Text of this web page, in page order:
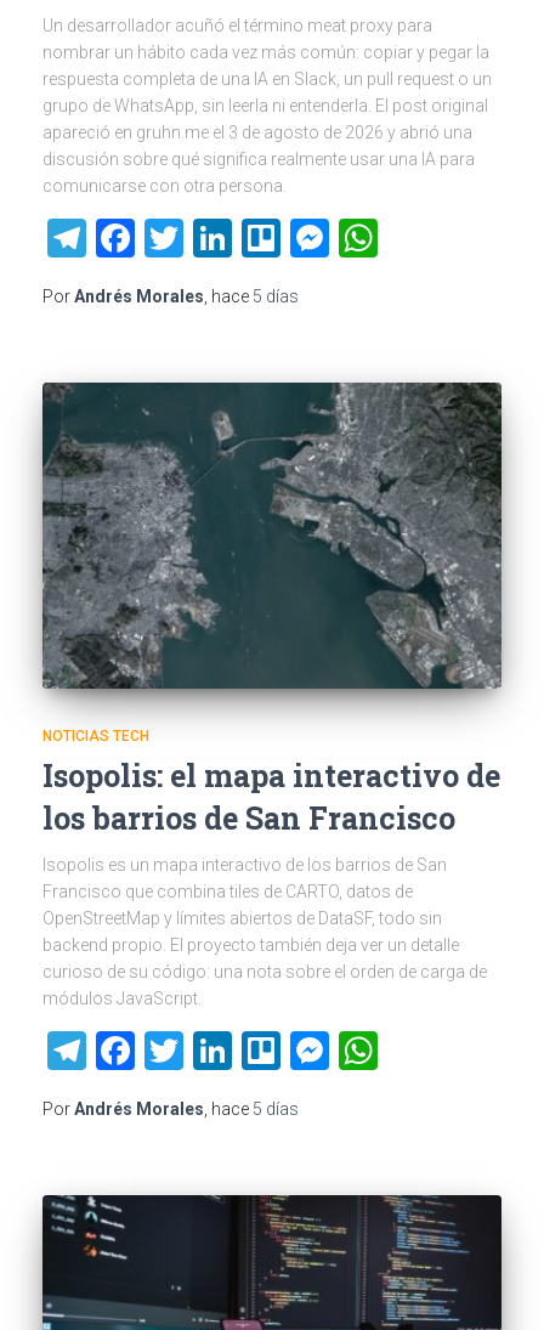
Un desarrollador acuñó el término meat proxy para
nombrar un hábito cada vez más común: copiar y pegar la
respuesta completa de una IA en Slack, un pull request o un
grupo de WhatsApp, sin leerla ni entenderla. El post original
apareció en gruhn.me el 3 de agosto de 2026 y abrió una
discusión sobre qué significa realmente usar una IA para
comunicarse con otra persona.
Telegram
Facebook
Twitter
LinkedIn
TrelloMessenger
PorAndrés Morales , hace 5 días
NOTICIAS TECH
Isopolis: el mapa interactivo de
los barrios de San Francisco
Isopolis es un mapa interactivo de los barrios de San
Francisco que combina tiles de CARTO, datos de
OpenStreetMap y límites abiertos de DataSF, todo sin
backend propio. El proyecto también deja ver un detalle
curioso de su código: una nota sobre el orden de carga de
módulos JavaScript.
Telegram
Facebook
Twitter
LinkedIn
TrelloMessenger
PorAndrés Morales , hace 5 días